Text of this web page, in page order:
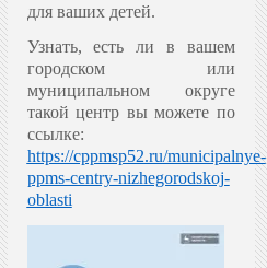
для ваших детей.
Узнать, есть ли в вашем
городском или
муниципальном округе
такой центр вы можете по
ссылке:
https://cppmsp52.ru/municipalnye-
ppms-centry-nizhegorodskoj-
oblasti